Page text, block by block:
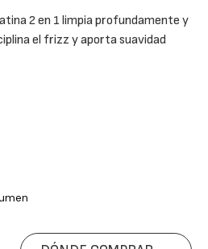
2 en 1 limpia profundamente y
el frizz y aporta suavidad